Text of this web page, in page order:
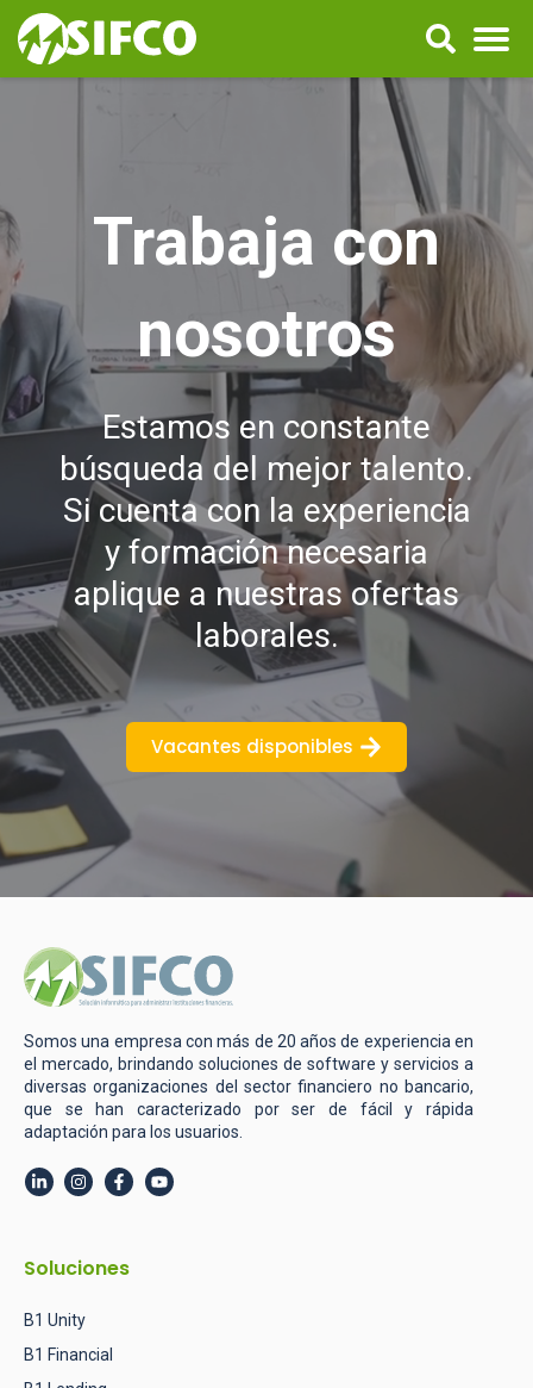
Trabaja con
nosotros
Estamos en constante
búsqueda del mejor talento.
Si cuenta con la experiencia
y formación necesaria
aplique a nuestras ofertas
laborales.
Vacantes disponibles
Somos una empresa con más de 20 años de experiencia en
el mercado, brindando soluciones de software y servicios a
diversas organizaciones del sector financiero no bancario,
que se han caracterizado por ser de fácil y rápida
adaptación para los usuarios.
Soluciones
B1 Unity
B1 Financial